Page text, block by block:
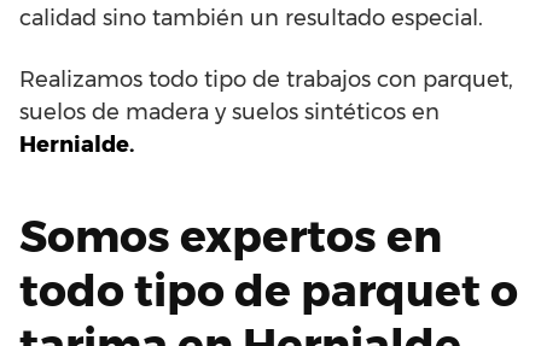
calidad sino también un resultado especial.
Realizamos todo tipo de trabajos con parquet,
suelos de madera y suelos sintéticos en
Hernialde.
Somos expertos en
todo tipo de parquet o